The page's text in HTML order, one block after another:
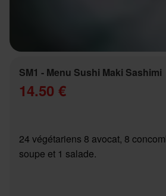
SM1 - Menu Sushi Maki Sashimi
14.50 €
24 végétariens 8 avocat, 8
soupe et 1 salade.